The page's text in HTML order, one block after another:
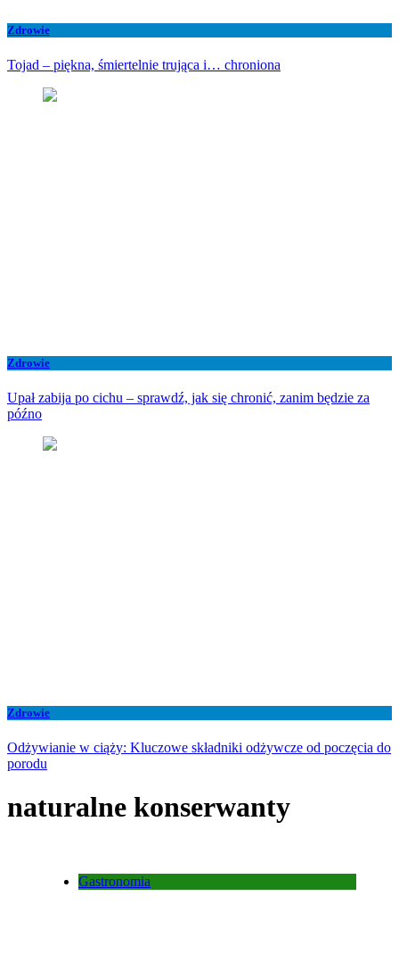
Zdrowie
Tojad – piękna, śmiertelnie trująca i… chroniona
Zdrowie
Upał zabija po cichu – sprawdź, jak się chronić, zanim będzie za
późno
Zdrowie
Odżywianie w ciąży: Kluczowe składniki odżywcze od poczęcia do
porodu
naturalne konserwanty
Gastronomia